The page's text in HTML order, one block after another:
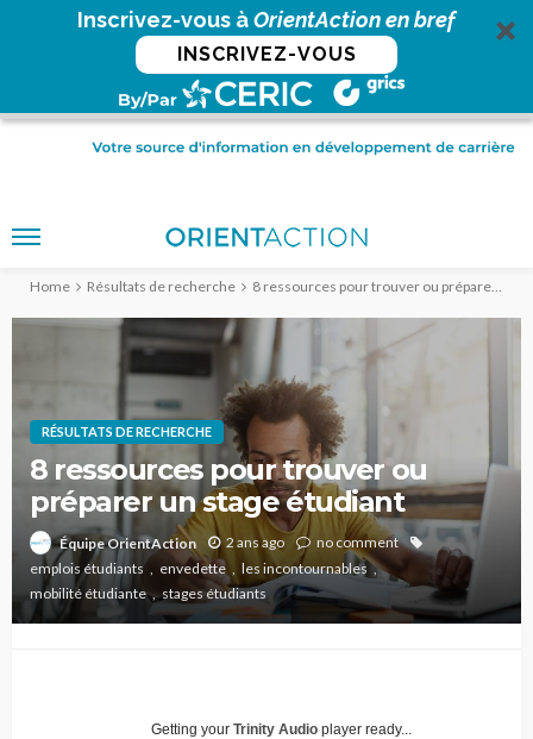
Inscrivez-vous àOrientAction en bref
INSCRIVEZ-VOUS
Home Résultats de recherche 8 ressources pour trouver ou préparer un stage étudiant
RÉSULTATS DE RECHERCHE
8 ressources pour trouver ou
préparer un stage étudiant
Équipe OrientAction 2 ans ago
no comment
emplois étudiants
envedette
les incontournables
mobilité étudiante
stages étudiants
Getting your Trinity Audio player ready...